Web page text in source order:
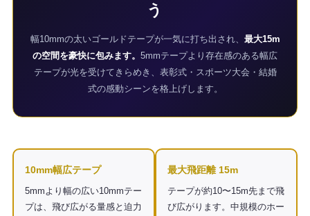
ト
う
幅10mmの太いゴールドテープが一気に打ち出され、 最大15m
の空間を豪快に包みます。 5mmテープより存在感のある幅広
テープが光を受けてきらめき、表彰式・スポーツ大会・結婚
式の感動シーンを格上げします。
10mm幅広テープ
5mmより幅の広い10mmテー
プは、飛び広がる量感と迫力
最大飛距離 15m
テープが約10〜15m先まで飛
び広がります。中規模のホー